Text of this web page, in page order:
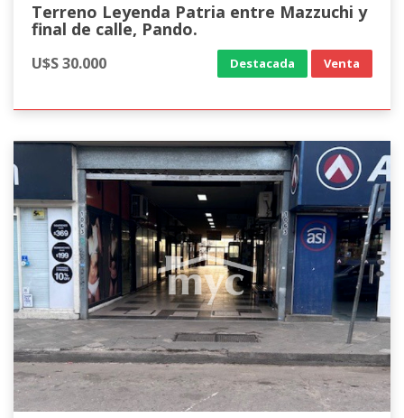
Terreno Leyenda Patria entre Mazzuchi y
final de calle, Pando.
U$S 30.000 Destacada Venta